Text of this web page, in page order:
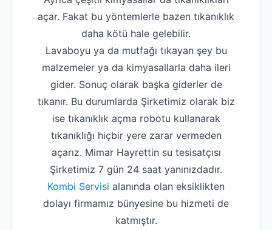
açar. Fakat bu yöntemlerle bazen tıkanıklık
daha kötü hale gelebilir.
Lavaboyu ya da mutfağı tıkayan şey bu
malzemeler ya da kimyasallarla daha ileri
gider. Sonuç olarak başka giderler de
tıkanır. Bu durumlarda Şirketimiz olarak biz
ise tıkanıklık açma robotu kullanarak
tıkanıklığı hiçbir yere zarar vermeden
açarız. Mimar Hayrettin su tesisatçısı
Şirketimiz 7 gün 24 saat yanınızdadır.
Kombi Servisi alanında olan eksiklikten
dolayı firmamız bünyesine bu hizmeti de
katmıştır.